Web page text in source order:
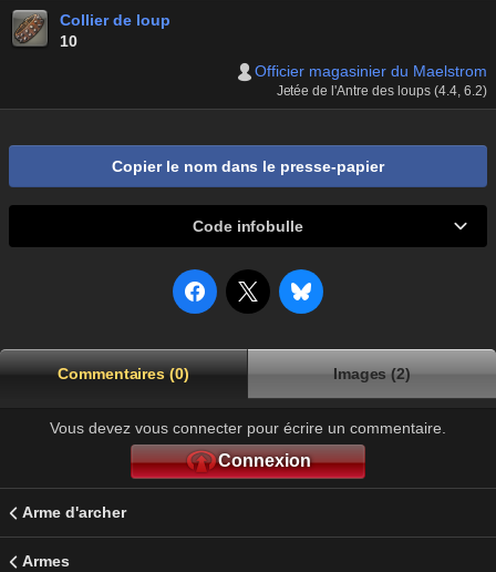
Collier de loup
10
Officier magasinier du Maelstrom
Jetée de l'Antre des loups (4.4, 6.2)
Copier le nom dans le presse-papier
Code infobulle
Commentaires (0) Images (2)
Vous devez vous connecter pour écrire un commentaire.
Connexion
Arme d'archer
Armes